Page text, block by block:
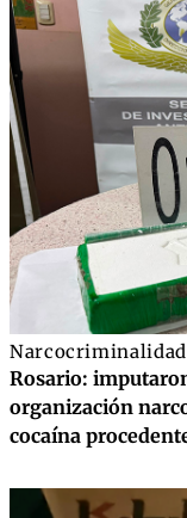
Narcocriminalidad
Rosario:
organización
cocaína